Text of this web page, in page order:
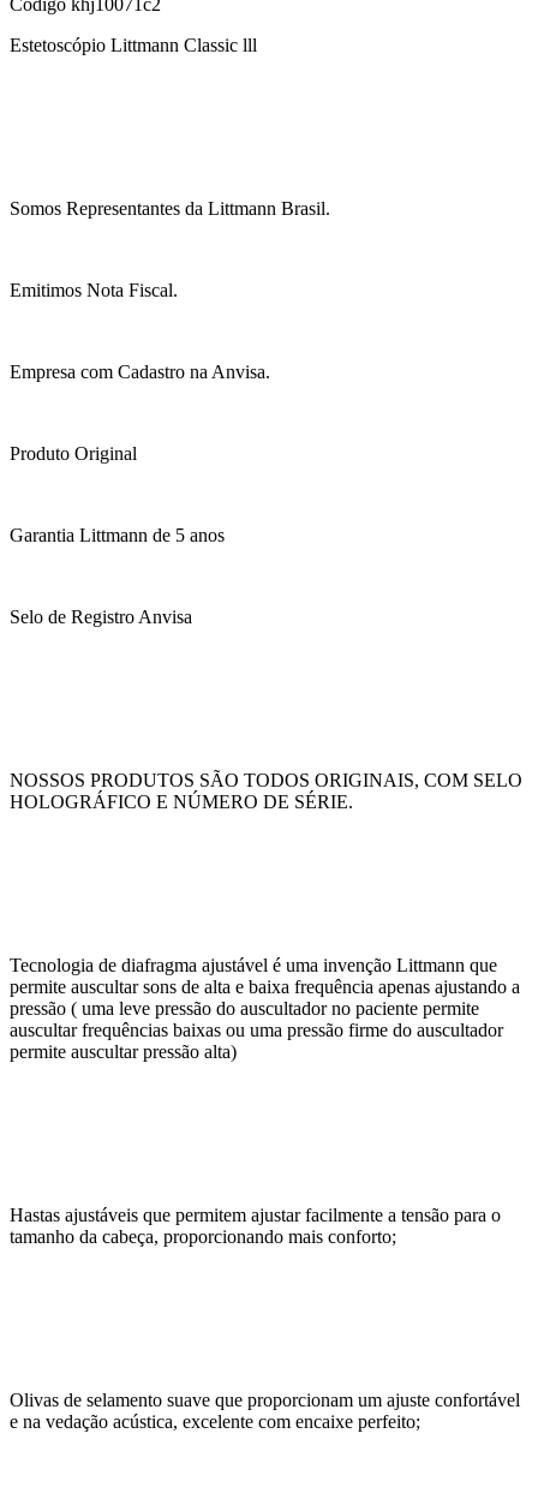
Código khj10071c2
Estetoscópio Littmann Classic lll
Somos Representantes da Littmann Brasil.
Emitimos Nota Fiscal.
Empresa com Cadastro na Anvisa.
Produto Original
Garantia Littmann de 5 anos
Selo de Registro Anvisa
NOSSOS PRODUTOS SÃO TODOS ORIGINAIS, COM SELO
HOLOGRÁFICO E NÚMERO DE SÉRIE.
Tecnologia de diafragma ajustável é uma invenção Littmann que
permite auscultar sons de alta e baixa frequência apenas ajustando a
pressão ( uma leve pressão do auscultador no paciente permite
auscultar frequências baixas ou uma pressão firme do auscultador
permite auscultar pressão alta)
Hastas ajustáveis que permitem ajustar facilmente a tensão para o
tamanho da cabeça, proporcionando mais conforto;
Olivas de selamento suave que proporcionam um ajuste confortável
e na vedação acústica, excelente com encaixe perfeito;